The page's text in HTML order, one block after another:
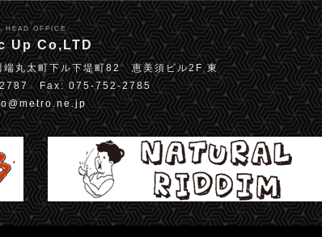
HEAD OFFICE
Up Co,LTD
丸太町下ル下堤町82 恵美須ビル2F 東
Fax: 075-752-2785